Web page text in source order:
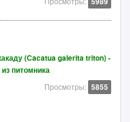
(Сacatua galerita triton) -
питомника
Просмотры: 5855